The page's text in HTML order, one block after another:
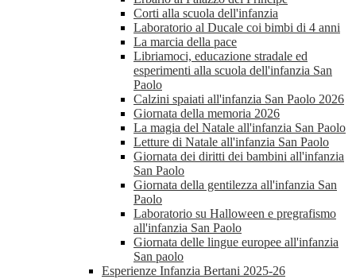
Corti alla scuola dell'infanzia
Laboratorio al Ducale coi bimbi di 4 anni
La marcia della pace
Libriamoci, educazione stradale ed
esperimenti alla scuola dell'infanzia San
Paolo
Calzini spaiati all'infanzia San Paolo 2026
Giornata della memoria 2026
La magia del Natale all'infanzia San Paolo
Letture di Natale all'infanzia San Paolo
Giornata dei diritti dei bambini all'infanzia
San Paolo
Giornata della gentilezza all'infanzia San
Paolo
Laboratorio su Halloween e pregrafismo
all'infanzia San Paolo
Giornata delle lingue europee all'infanzia
San paolo
Esperienze Infanzia Bertani 2025-26